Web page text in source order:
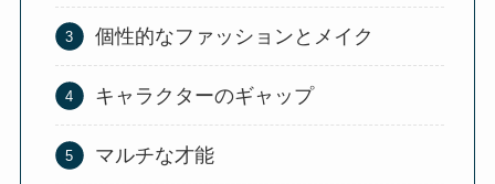
個性的なファッションとメイク
キャラクターのギャップ
マルチな才能